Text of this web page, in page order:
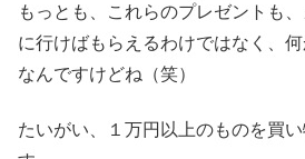
もっとも、これらのプレゼントも
に行けばもらえるわけではなく、
なんですけどね（笑）
たいがい、１万円以上のものを買